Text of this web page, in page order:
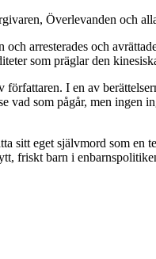
Överlevanden och
arresterades och
som präglar den
I en av
som pågår, men ingen
eget självmord som en
friskt barn i